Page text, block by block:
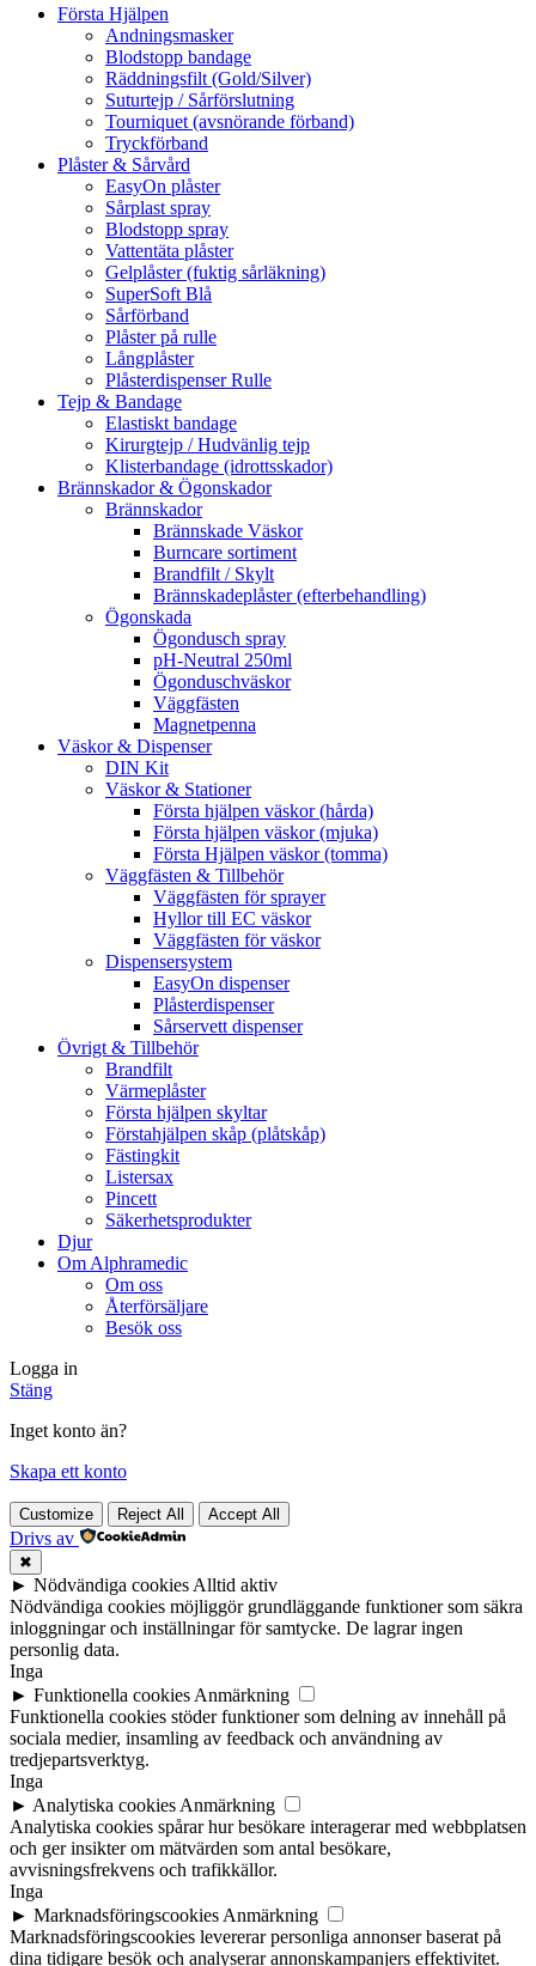
Första Hjälpen
Andningsmasker
Blodstopp bandage
Räddningsfilt (Gold/Silver)
Suturtejp / Sårförslutning
Tourniquet (avsnörande förband)
Tryckförband
Plåster & Sårvård
EasyOn plåster
Sårplast spray
Blodstopp spray
Vattentäta plåster
Gelplåster (fuktig sårläkning)
SuperSoft Blå
Sårförband
Plåster på rulle
Långplåster
Plåsterdispenser Rulle
Tejp & Bandage
Elastiskt bandage
Kirurgtejp / Hudvänlig tejp
Klisterbandage (idrottsskador)
Brännskador & Ögonskador
Brännskador
Brännskade Väskor
Burncare sortiment
Brandfilt / Skylt
Brännskadeplåster (efterbehandling)
Ögonskada
Ögondusch spray
pH-Neutral 250ml
Ögonduschväskor
Väggfästen
Magnetpenna
Väskor & Dispenser
DIN Kit
Väskor & Stationer
Första hjälpen väskor (hårda)
Första hjälpen väskor (mjuka)
Första Hjälpen väskor (tomma)
Väggfästen & Tillbehör
Väggfästen för sprayer
Hyllor till EC väskor
Väggfästen för väskor
Dispensersystem
EasyOn dispenser
Plåsterdispenser
Sårservett dispenser
Övrigt & Tillbehör
Brandfilt
Värmeplåster
Första hjälpen skyltar
Förstahjälpen skåp (plåtskåp)
Fästingkit
Listersax
Pincett
Säkerhetsprodukter
Djur
Om Alphramedic
Om oss
Återförsäljare
Besök oss
Logga in
Stäng
Inget konto än?
Skapa ett konto
Customize Reject All Accept All
Drivs av
✖
► Nödvändiga cookies Alltid aktiv
Nödvändiga cookies möjliggör grundläggande funktioner som säkra
inloggningar och inställningar för samtycke. De lagrar ingen
personlig data.
Inga
► Funktionella cookies Anmärkning
Funktionella cookies stöder funktioner som delning av innehåll på
sociala medier, insamling av feedback och användning av
tredjepartsverktyg.
Inga
► Analytiska cookies Anmärkning
Analytiska cookies spårar hur besökare interagerar med webbplatsen
och ger insikter om mätvärden som antal besökare,
avvisningsfrekvens och trafikkällor.
Inga
► Marknadsföringscookies Anmärkning
Marknadsföringscookies levererar personliga annonser baserat på
dina tidigare besök och analyserar annonskampanjers effektivitet.